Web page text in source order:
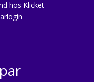
hos Klicket